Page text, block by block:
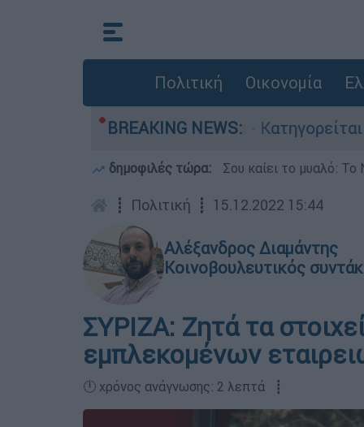
Πολιτική Οικονομία
BREAKING NEWS:
στην Ελλάδα - Κατηγορείται και για
δημοφιλές τώρα: Σου καίει το μυαλό:
┋ Πολιτική ┋ 15.12.2022 15:44
Αλέξανδρος Διαμάντης
Κοινοβουλευτικός
ΣΥΡΙΖΑ: Ζητά τα
εμπλεκομένων
🕛 χρόνος ανάγνωσης: 2 λεπτά ┋